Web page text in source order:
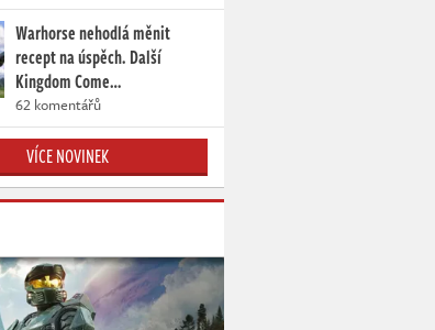
Warhorse nehodlá měnit
recept na úspěch. Další
Kingdom Come…
62 komentářů
VÍCE NOVINEK